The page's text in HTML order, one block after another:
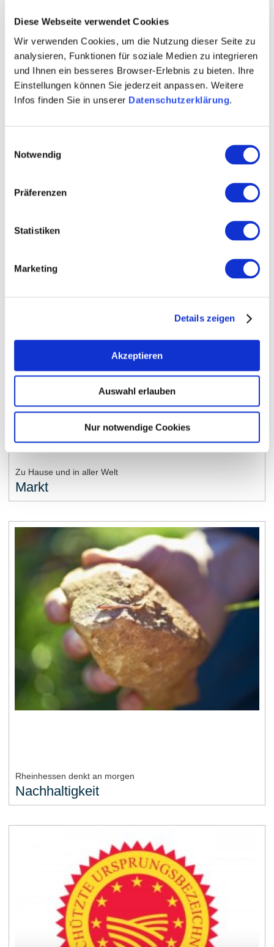
Diese Webseite verwendet Cookies
Wir verwenden Cookies, um die Nutzung dieser Seite zu
analysieren, Funktionen für soziale Medien zu integrieren
und Ihnen ein besseres Browser-Erlebnis zu bieten. Ihre
Einstellungen können Sie jederzeit anpassen. Weitere
Infos finden Sie in unserer Datenschutzerklärung.
Notwendig
Präferenzen
Statistiken
Marketing
Details zeigen
Akzeptieren
Auswahl erlauben
Nur notwendige Cookies
Zu Hause und in aller Welt
Markt
Rheinhessen denkt an morgen
Nachhaltigkeit